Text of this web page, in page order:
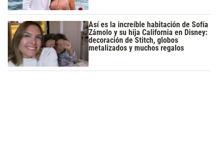
Así es la increíble habitación de Sofía
Zámolo y su hija California en Disney:
decoración de Stitch, globos
metalizados y muchos regalos